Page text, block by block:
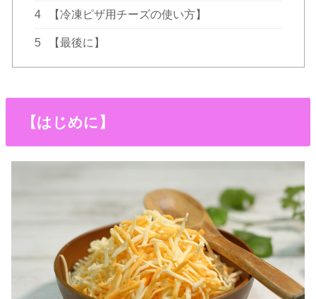
4 【冷凍ピザ用チーズの使い方】
5 【最後に】
【はじめに】